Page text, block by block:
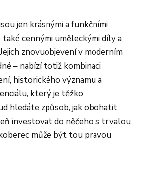
jen krásnými a funkčními
cennými uměleckými díly a
znovuobjevení v moderním
– nabízí totiž kombinaci
historického významu a
který je těžko
hledáte způsob, jak obohatit
investovat do něčeho s trvalou
může být tou pravou